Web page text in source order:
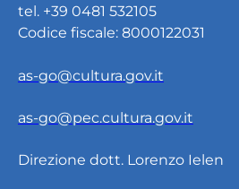
tel. +39 0481 532105
Codice fiscale: 8000122031
as-go@cultura.gov.it
as-go@pec.cultura.gov.it
Direzione dott. Lorenzo Ielen